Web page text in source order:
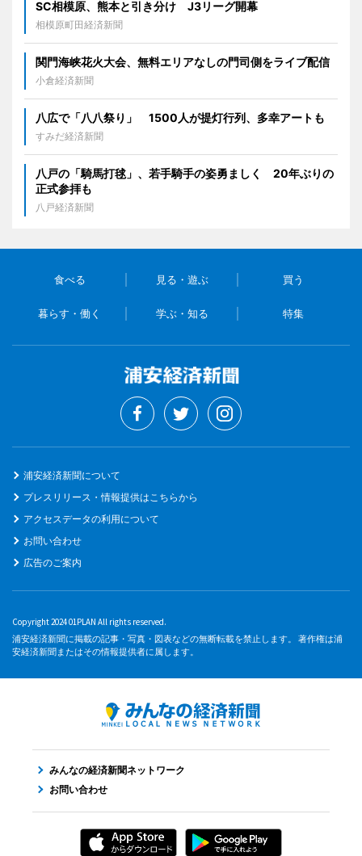
SC相模原、熊本と引き分け J3リーグ開幕
相模原町田経済新聞
関門海峡花火大会、無料エリアなしの門司側をライブ配信
小倉経済新聞
八広で「八八祭り」 1500人が提灯行列、多幸アートも
すみだ経済新聞
八戸の「騎馬打毬」、若手騎手の姿勇ましく 20年ぶりの
正式参拝も
八戸経済新聞
食べる 見る・遊ぶ 買う
暮らす・働く 学ぶ・知る 特集
浦安経済新聞について
プレスリリース・情報提供はこちらから
アクセスデータの利用について
お問い合わせ
広告のご案内
Copyright 2024 01PLAN All rights reserved.
浦安経済新聞に掲載の記事・写真・図表などの無断転載を禁止します。 著作権は浦
安経済新聞またはその情報提供者に属します。
みんなの経済新聞ネットワーク
お問い合わせ